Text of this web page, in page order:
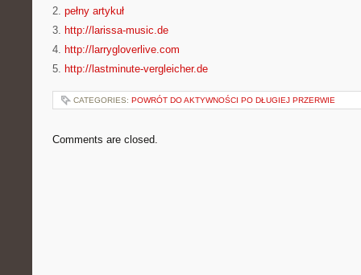
2. pełny artykuł
3. http://larissa-music.de
4. http://larrygloverlive.com
5. http://lastminute-vergleicher.de
CATEGORIES: POWRÓT DO AKTYWNOŚCI PO DŁUGIEJ PRZERWIE
Comments are closed.